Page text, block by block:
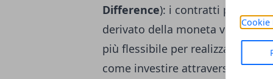
Cookie
Difference): i contratti per
derivato della moneta vera e
più flessibile per realizzare
come investire attraverso i CFD